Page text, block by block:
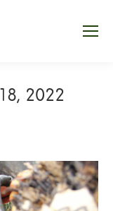
2022